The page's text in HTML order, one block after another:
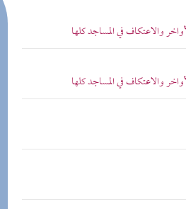
والاعتكاف في المساجد كلها
والاعتكاف في المساجد كلها